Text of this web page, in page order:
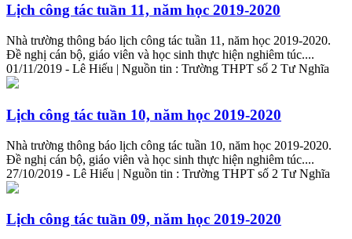
Lịch công tác tuần 11, năm học 2019-2020
Nhà trường thông báo lịch công tác tuần 11, năm học 2019-2020.
Đề nghị cán bộ, giáo viên và học sinh thực hiện nghiêm túc....
01/11/2019 - Lê Hiếu | Nguồn tin : Trường THPT số 2 Tư Nghĩa
Lịch công tác tuần 10, năm học 2019-2020
Nhà trường thông báo lịch công tác tuần 10, năm học 2019-2020.
Đề nghị cán bộ, giáo viên và học sinh thực hiện nghiêm túc....
27/10/2019 - Lê Hiếu | Nguồn tin : Trường THPT số 2 Tư Nghĩa
Lịch công tác tuần 09, năm học 2019-2020